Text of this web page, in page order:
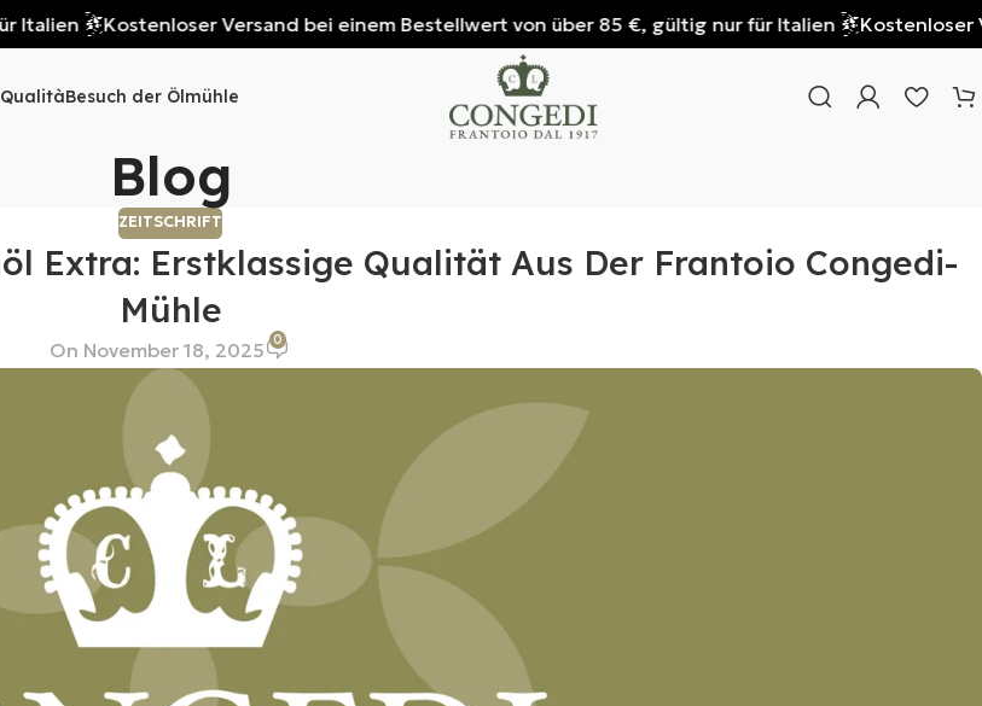
Kostenloser Versand bei einem Bestellwert von über 85 €, gültig nur für Italien Kostenloser
QualitàBesuch der Ölmühle
Blog
ZEITSCHRIFT
Extra: Erstklassige Qualität Aus Der Frantoio Congedi-
Mühle
On November 18, 2025 0